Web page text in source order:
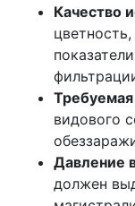
Качество
видового
Давление
должен